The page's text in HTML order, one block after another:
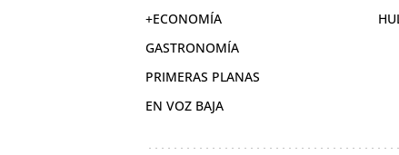
+ECONOMÍA
GASTRONOMÍA
PRIMERAS PLANAS
EN VOZ BAJA